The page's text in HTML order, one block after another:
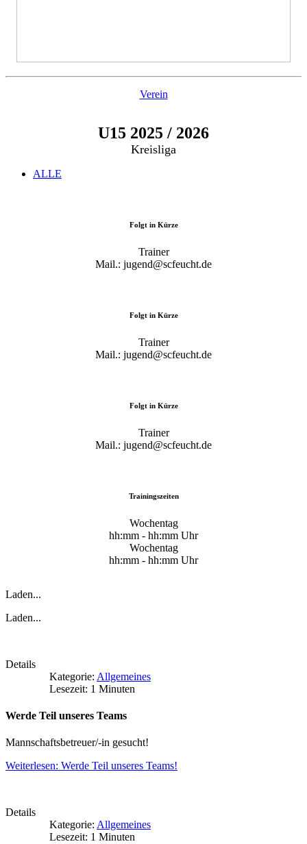
Verein
U15 2025 / 2026
Kreisliga
ALLE
Folgt in Kürze
Trainer
Mail.: jugend@scfeucht.de
Folgt in Kürze
Trainer
Mail.: jugend@scfeucht.de
Folgt in Kürze
Trainer
Mail.: jugend@scfeucht.de
Trainingszeiten
Wochentag
hh:mm - hh:mm Uhr
Wochentag
hh:mm - hh:mm Uhr
Laden...
Laden...
Details
Kategorie: Allgemeines
Lesezeit: 1 Minuten
Werde Teil unseres Teams
Mannschaftsbetreuer/-in gesucht!
Weiterlesen: Werde Teil unseres Teams!
Details
Kategorie: Allgemeines
Lesezeit: 1 Minuten